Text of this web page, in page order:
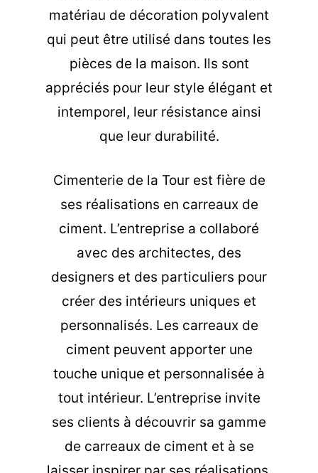
matériau de décoration polyvalent
qui peut être utilisé dans toutes les
pièces de la maison. Ils sont
appréciés pour leur style élégant et
intemporel, leur résistance ainsi
que leur durabilité.
Cimenterie de la Tour est fière de
ses réalisations en carreaux de
ciment. L’entreprise a collaboré
avec des architectes, des
designers et des particuliers pour
créer des intérieurs uniques et
personnalisés. Les carreaux de
ciment peuvent apporter une
touche unique et personnalisée à
tout intérieur. L’entreprise invite
ses clients à découvrir sa gamme
de carreaux de ciment et à se